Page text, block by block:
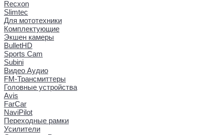
Recxon
Slimtec
Для мототехники
Комплектующие
Экшен камеры
BulletHD
Sports Cam
Subini
Видео Аудио
FM-Трансмиттеры
Головные устройства
Avis
FarCar
NaviPilot
Переходные рамки
Усилители